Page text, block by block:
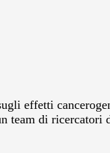
effetti
di